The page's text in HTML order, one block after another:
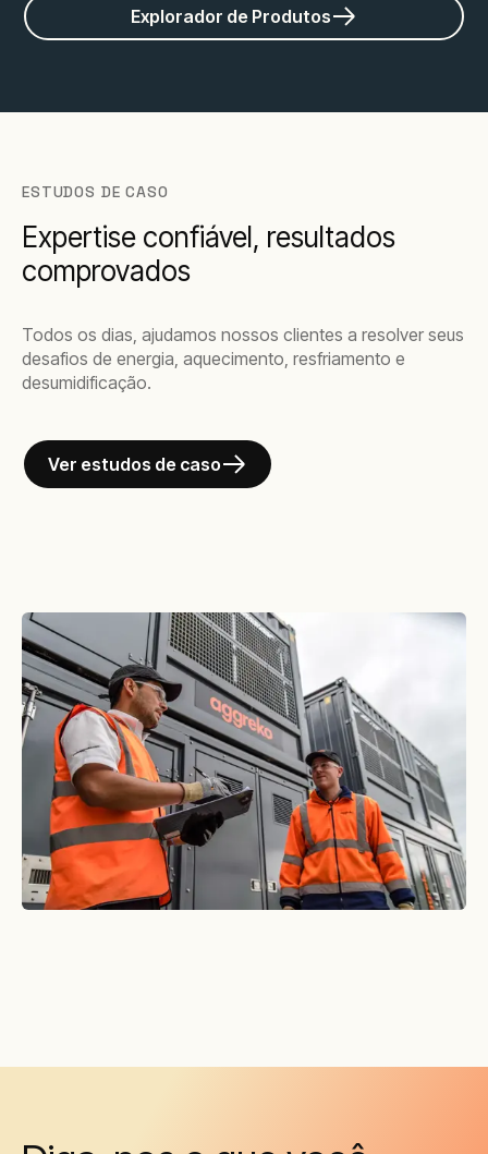
Explorador de Produtos
ESTUDOS DE CASO
Expertise confiável, resultados
comprovados
Todos os dias, ajudamos nossos clientes a resolver seus
desafios de energia, aquecimento, resfriamento e
desumidificação.
Ver estudos de caso